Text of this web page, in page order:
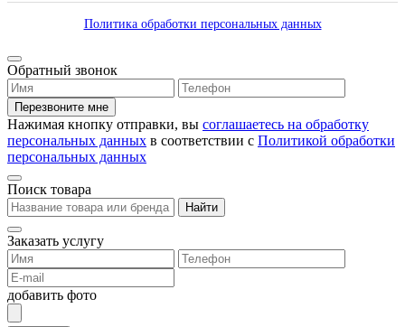
Политика обработки персональных данных
Обратный звонок
Перезвоните мне
Нажимая кнопку отправки, вы соглашаетесь на обработку
персональных данных в соответствии с Политикой обработки
персональных данных
Поиск товара
Найти
Заказать услугу
добавить фото